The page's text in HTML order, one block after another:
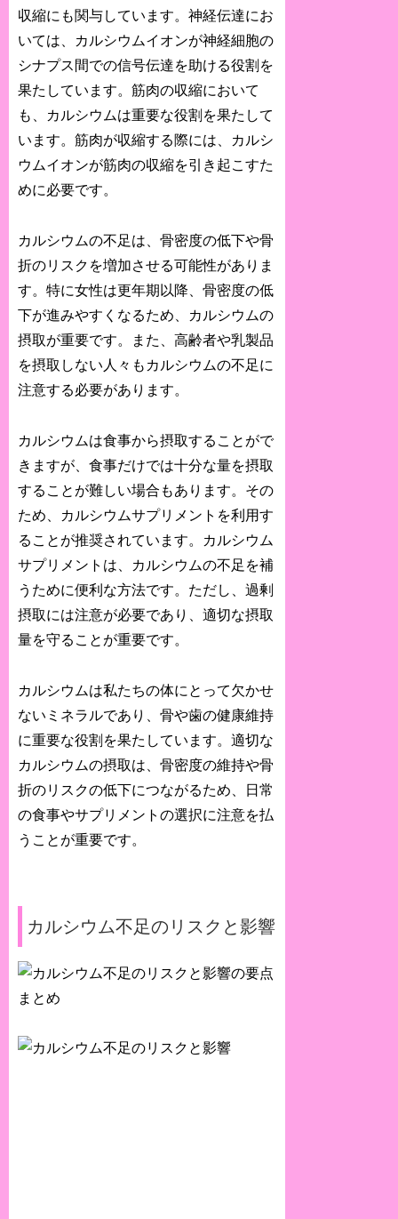
収縮にも関与しています。神経伝達にお
いては、カルシウムイオンが神経細胞の
シナプス間での信号伝達を助ける役割を
果たしています。筋肉の収縮において
も、カルシウムは重要な役割を果たして
います。筋肉が収縮する際には、カルシ
ウムイオンが筋肉の収縮を引き起こすた
めに必要です。
カルシウムの不足は、骨密度の低下や骨
折のリスクを増加させる可能性がありま
す。特に女性は更年期以降、骨密度の低
下が進みやすくなるため、カルシウムの
摂取が重要です。また、高齢者や乳製品
を摂取しない人々もカルシウムの不足に
注意する必要があります。
カルシウムは食事から摂取することがで
きますが、食事だけでは十分な量を摂取
することが難しい場合もあります。その
ため、カルシウムサプリメントを利用す
ることが推奨されています。カルシウム
サプリメントは、カルシウムの不足を補
うために便利な方法です。ただし、過剰
摂取には注意が必要であり、適切な摂取
量を守ることが重要です。
カルシウムは私たちの体にとって欠かせ
ないミネラルであり、骨や歯の健康維持
に重要な役割を果たしています。適切な
カルシウムの摂取は、骨密度の維持や骨
折のリスクの低下につながるため、日常
の食事やサプリメントの選択に注意を払
うことが重要です。
カルシウム不足のリスクと影響